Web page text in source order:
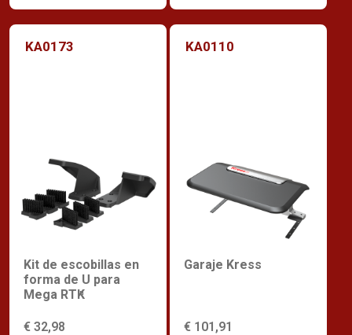
KA0173
Kit de escobillas en
forma de U para
Mega RTK
n
€ 32,98
KA0110
Garaje Kress
€ 101,91